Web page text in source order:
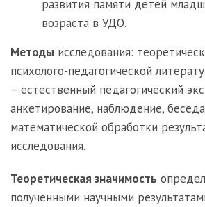
развития памяти детей
возраста в УДО.
Методы исследования:
психолого-педагогической
– естественный педагогический
анкетирование, наблюдение,
математической обработки
исследования.
Теоретическая значимость
полученными научными